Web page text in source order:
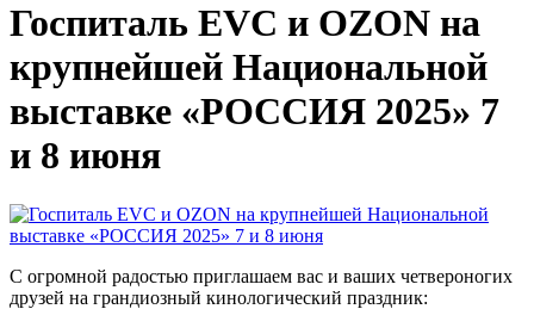
Госпиталь EVC и OZON на
крупнейшей Национальной
выставке «РОССИЯ 2025» 7
и 8 июня
С огромной радостью приглашаем вас и ваших четвероногих
друзей на грандиозный кинологический праздник: